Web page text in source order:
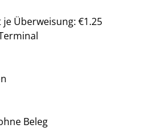
Überweisung: €1.25
Beleg